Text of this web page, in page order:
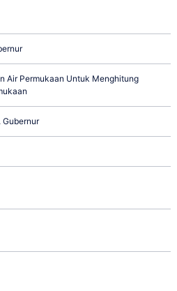
Air Permukaan Untuk Menghitung
Gubernur